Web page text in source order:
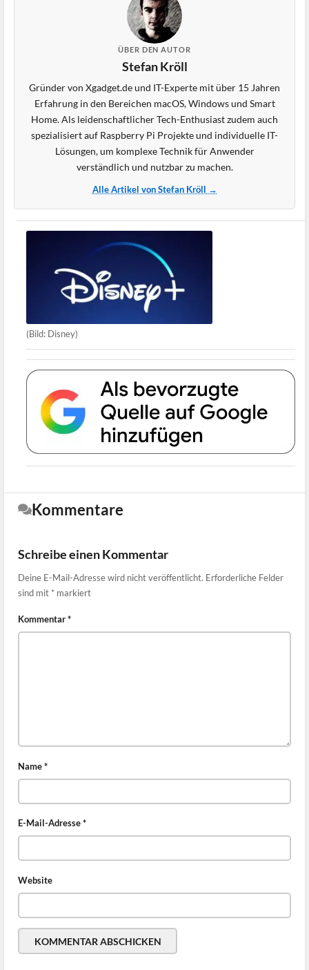
ÜBER DEN AUTOR
Stefan Kröll
Gründer von Xgadget.de und IT-Experte mit über 15 Jahren
Erfahrung in den Bereichen macOS, Windows und Smart
Home. Als leidenschaftlicher Tech-Enthusiast zudem auch
spezialisiert auf Raspberry Pi Projekte und individuelle IT-
Lösungen, um komplexe Technik für Anwender
verständlich und nutzbar zu machen.
Alle Artikel von Stefan Kröll →
(Bild: Disney)
Kommentare
Schreibe einen Kommentar
Deine E-Mail-Adresse wird nicht veröffentlicht. Erforderliche Felder
sind mit * markiert
Kommentar*
Name*
E-Mail-Adresse*
Website